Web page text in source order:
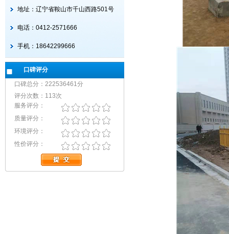
地址：辽宁省鞍山市千山西路501号
电话：0412-2571666
手机：18642299666
口碑评分
口碑总分：222536461分
评分次数：113次
服务评分：
质量评分：
环境评分：
性价评分：